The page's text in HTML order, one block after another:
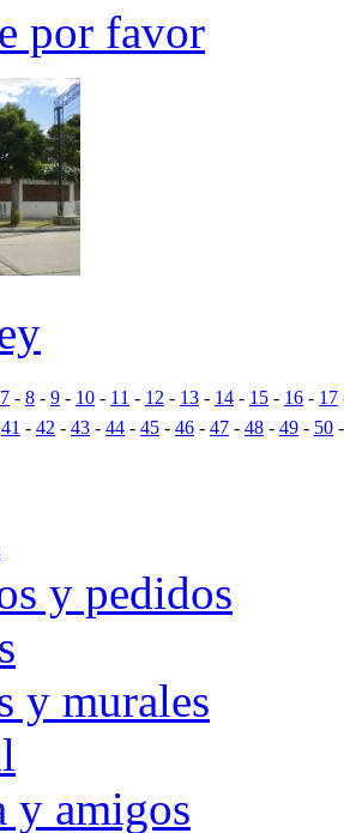
por favor
7 - 8 - 9 - 10 - 11 - 12 - 13 - 14 - 15 - 16 - 17
41 - 42 - 43 - 44 - 45 - 46 - 47 - 48 - 49 - 50
y pedidos
y murales
y amigos